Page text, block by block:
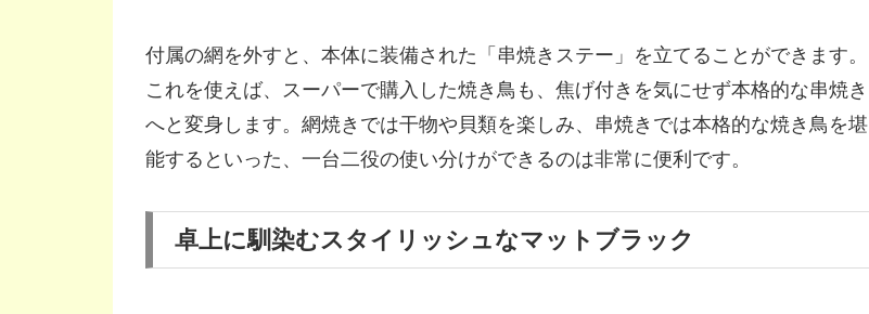
付属の網を外すと、本体に装備された「串焼きステー」を立てることができます。
これを使えば、スーパーで購入した焼き鳥も、焦げ付きを気にせず本格的な串焼き
へと変身します。網焼きでは干物や貝類を楽しみ、串焼きでは本格的な焼き鳥を堪
能するといった、一台二役の使い分けができるのは非常に便利です。
卓上に馴染むスタイリッシュなマットブラック